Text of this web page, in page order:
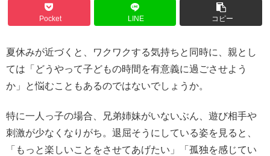
Pocket LINE コピー
夏休みが近づくと、ワクワクする気持ちと同時に、親とし
ては「どうやって子どもの時間を有意義に過ごさせよう
か」と悩むこともあるのではないでしょうか。
特に一人っ子の場合、兄弟姉妹がいないぶん、遊び相手や
刺激が少なくなりがち。退屈そうにしている姿を見ると、
「もっと楽しいことをさせてあげたい」「孤独を感じてい